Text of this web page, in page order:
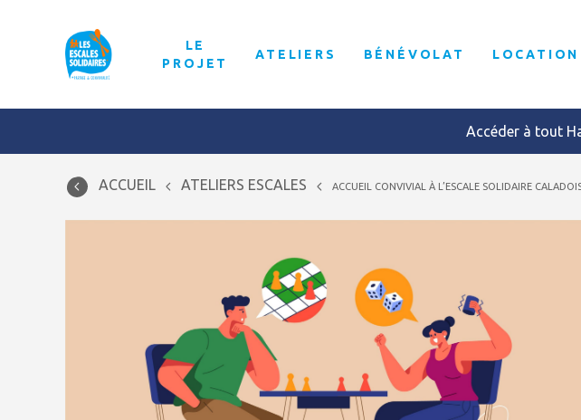
LE
PROJET
ATELIERS BÉNÉVOLAT LOCATION
Accéder à tout
ACCUEIL ATELIERS ESCALES ACCUEIL CONVIVIAL À L’ESCALE SOLIDAIRE